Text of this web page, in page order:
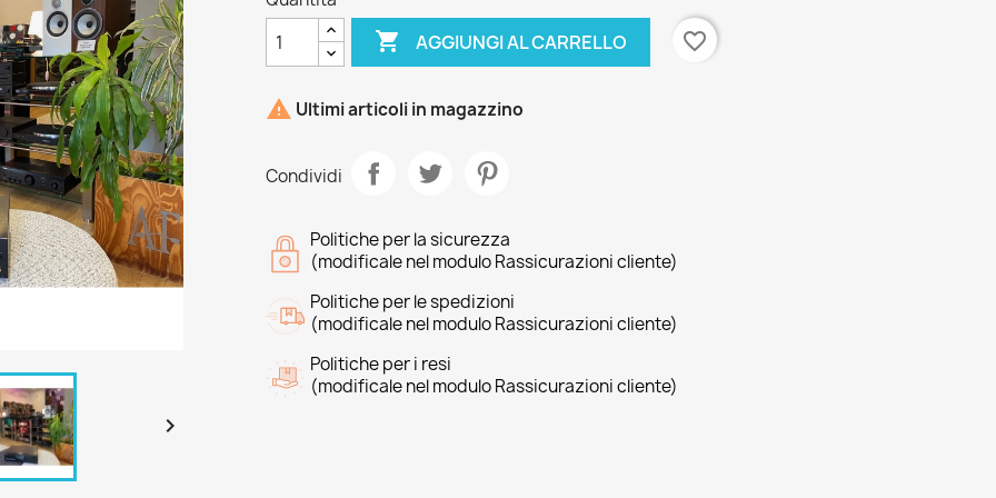

 AGGIUNGI AL CARRELLO favorite_border
 Ultimi articoli in magazzino
Condividi
Politiche per la sicurezza
(modificale nel modulo Rassicurazioni cliente)
Politiche per le spedizioni
(modificale nel modulo Rassicurazioni cliente)
Politiche per i resi
(modificale nel modulo Rassicurazioni cliente)